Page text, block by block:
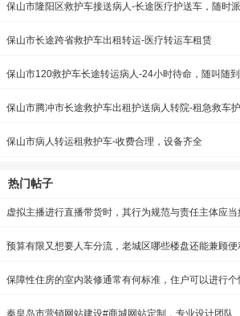
保山市隆阳区救护车接送病人-长途医疗护送车，随时
保山市长途跨省救护车出租转运-医疗转运车租赁
保山市120救护车长途转运病人-24小时待命，随叫随到
保山市腾冲市长途救护车出租护送病人转院-租急救车
保山市病人转运租救护车-收费合理，设备齐全
热门帖子
虚拟主播进行直播带货时，其行为规范与责任主体应当
预算有限又想要人车分流，老城区哪些楼盘还能兼顾便
保障性住房的室内装修通常有何标准，住户可以进行个